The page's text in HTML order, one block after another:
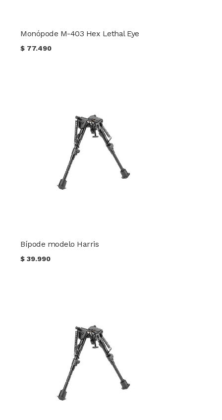
Monópode M-403 Hex Lethal Eye
$ 77.490
Bípode modelo Harris
$39.990